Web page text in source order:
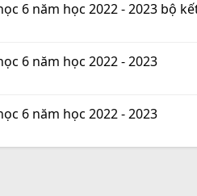
6 năm học 2022 - 2023 bộ
6 năm học 2022 - 2023
6 năm học 2022 - 2023